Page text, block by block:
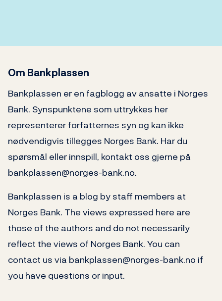
Om Bankplassen
Bankplassen er en fagblogg av ansatte i Norges
Bank. Synspunktene som uttrykkes her
representerer forfatternes syn og kan ikke
nødvendigvis tillegges Norges Bank. Har du
spørsmål eller innspill, kontakt oss gjerne på
bankplassen@norges-bank.no.
Bankplassen is a blog by staff members at
Norges Bank. The views expressed here are
those of the authors and do not necessarily
reflect the views of Norges Bank. You can
contact us via bankplassen@norges-bank.no if
you have questions or input.